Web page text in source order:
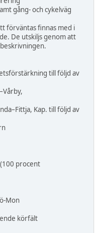
gång- och cykelväg
förväntas finnas med i
De utskiljs genom att
till följd av
Kap. till följd av
procent
Mon
körfält